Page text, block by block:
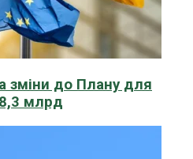
зміни до Плану для
млрд